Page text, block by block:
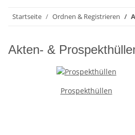
Startseite Ordnen & Registrieren
Akten- &
Prospekthüllen